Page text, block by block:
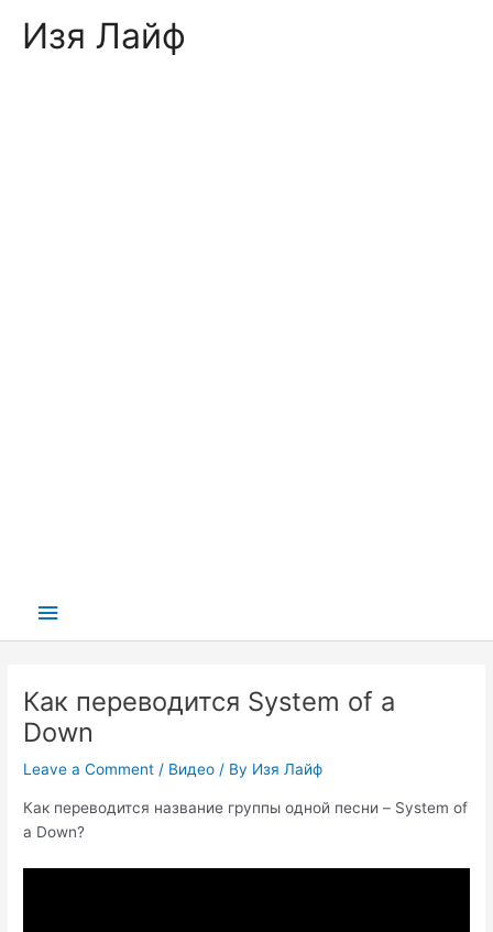
Изя Лайф
Main
Как переводится System of a
Down
Leave a Comment / Видео / By Изя Лайф
Как переводится название группы одной песни – System of
a Down?